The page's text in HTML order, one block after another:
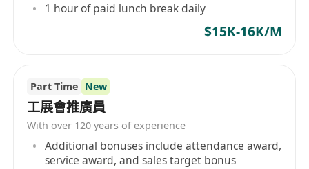
1 hour of paid lunch break daily
$15K-16K/M
Part Time New
工展會推廣員
With over 120 years of experience
Additional bonuses include attendance award,
service award, and sales target bonus